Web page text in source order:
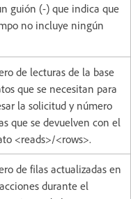
guión (-) que indica que
no incluye ningún
de lecturas de la base
que se necesitan para
la solicitud y número
que se devuelven con el
<reads>/<rows>.
de filas actualizadas en
durante el